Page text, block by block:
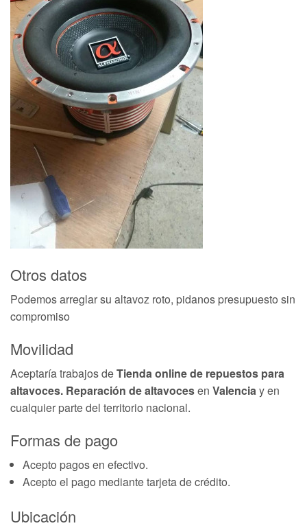
Otros datos
Podemos arreglar su altavoz roto, pidanos presupuesto sin
compromiso
Movilidad
Aceptaría trabajos deTienda online de repuestos para
altavoces. Reparación de altavocesen Valenciay en
cualquier parte del territorio nacional.
Formas de pago
Acepto pagos en efectivo.
Acepto el pago mediante tarjeta de crédito.
Ubicación